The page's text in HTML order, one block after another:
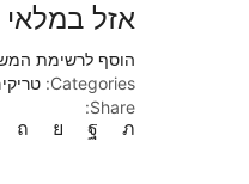
אזל
הוסף לרשימת
Categories:
Share: